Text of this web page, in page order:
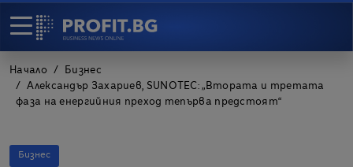
Начало
Бизнес
Александър Захариев, SUNOTEC: „Втората и третата
фаза на енергийния преход тепърва предстоят“
Бизнес